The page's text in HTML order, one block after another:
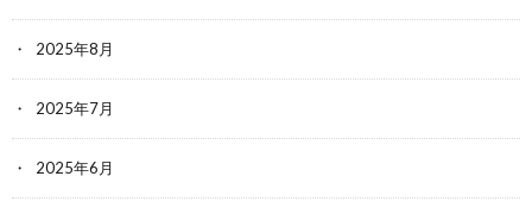
2025年8月
2025年7月
2025年6月